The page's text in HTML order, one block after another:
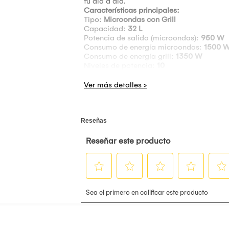
Características principales:
Tipo: Microondas con Grill
Capacidad: 32 L
Potencia de salida (microondas): 950 W
Consumo de energía microondas: 1500
Consumo de energía grill: 1350 W
Funciones destacadas:
Descongelamiento automático / por
Etiqueta de guía rápidapara un uso
Producto:
51.7 × 29.7 × 44 cm
Garantía:
1 año por defectos de fábrica